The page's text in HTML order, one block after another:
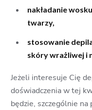
nakładanie
twarzy,
stosowanie
skóry wrażliwej i
Jeżeli interesuje Cię
doświadczenia w tej
będzie, szczególnie